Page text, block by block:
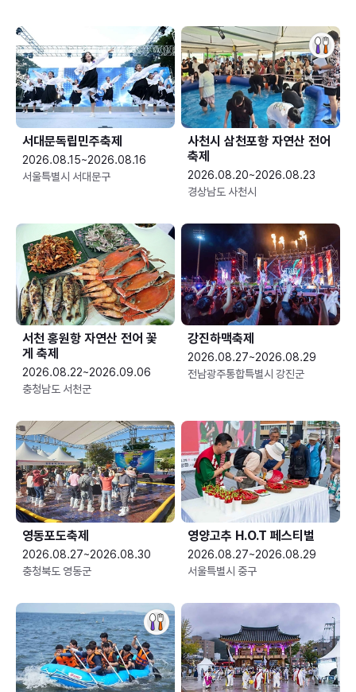
서대문독립민주축제
2026.08.15~2026.08.16
서울특별시 서대문구
사천시 삼천포항 자연산 전어
축제
2026.08.20~2026.08.23
경상남도 사천시
서천 홍원항 자연산 전어 꽃
게 축제
2026.08.22~2026.09.06
충청남도 서천군
강진하맥축제
2026.08.27~2026.08.29
전남광주통합특별시 강진군
영동포도축제
2026.08.27~2026.08.30
충청북도 영동군
영양고추 H.O.T 페스티벌
2026.08.27~2026.08.29
서울특별시 중구